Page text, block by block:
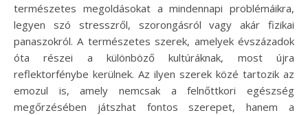
természetes megoldásokat a mindennapi problémáikra,
legyen szó stresszről, szorongásról vagy akár fizikai
panaszokról. A természetes szerek, amelyek évszázadok
óta részei a különböző kultúráknak, most újra
reflektorfénybe kerülnek. Az ilyen szerek közé tartozik az
emozul is, amely nemcsak a felnőttkori egészség
megőrzésében játszhat fontos szerepet, hanem a